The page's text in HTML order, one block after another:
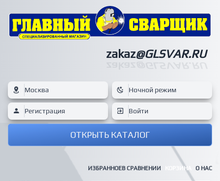
zakaz@GLSVAR.RU
Москва Ночной режим
Регистрация Войти
ОТКРЫТЬ КАТАЛОГ
ИЗБРАННОЕВ СРАВНЕНИИ КОРЗИНА О НАС